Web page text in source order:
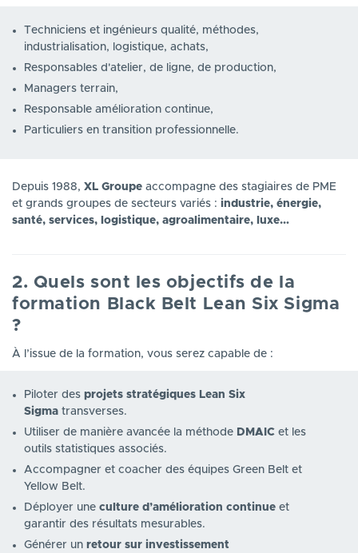
Techniciens et ingénieurs qualité, méthodes,
industrialisation, logistique, achats,
Responsables d'atelier, de ligne, de production,
Managers terrain,
Responsable amélioration continue,
Particuliers en transition professionnelle.
Depuis 1988, XL Groupe accompagne des stagiaires de PME
et grands groupes de secteurs variés : industrie, énergie,
santé, services, logistique, agroalimentaire, luxe…
2. Quels sont les objectifs de la
formation Black Belt Lean Six Sigma
?
À l’issue de la formation, vous serez capable de :
Piloter des projets stratégiques Lean Six
Sigma transverses.
Utiliser de manière avancée la méthode DMAIC et les
outils statistiques associés.
Accompagner et coacher des équipes Green Belt et
Yellow Belt.
Déployer une culture d’amélioration continue et
garantir des résultats mesurables.
Générer un retour sur investissement